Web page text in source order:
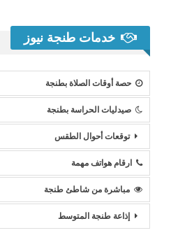
خدمات طنجة نيوز
حصة أوقات الصلاة بطنجة
صيدليات الحراسة بطنجة
توقعات أحوال الطقس
ارقام هواتف مهمة
مباشرة من شاطئ طنجة
إذاعة طنجة المتوسط